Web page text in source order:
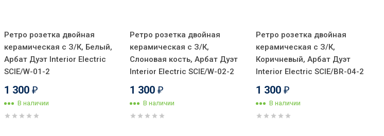
Ретро розетка двойная
керамическая с З/К, Белый,
Арбат Дуэт Interior Electric
SCIE/W-01-2
1 300 ₽
В наличии
Ретро розетка двойная
керамическая с З/К,
Слоновая кость, Арбат Дуэт
Interior Electric SCIE/W-02-2
1 300 ₽
В наличии
Ретро розетка двойная
керамическая с З/К,
Коричневый, Арбат Дуэт
Interior Electric SCIE/BR-04-2
1 300 ₽
В наличии